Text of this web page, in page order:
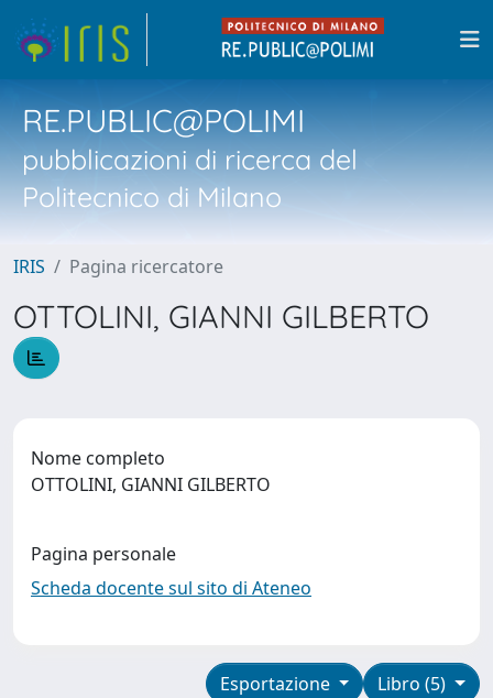
RE.PUBLIC@POLIMI
pubblicazioni di ricerca del
Politecnico di Milano
IRIS Pagina ricercatore
OTTOLINI, GIANNI GILBERTO
Nome completo
OTTOLINI, GIANNI GILBERTO
Pagina personale
Scheda docente sul sito di Ateneo
Libro (5)
Esportazione